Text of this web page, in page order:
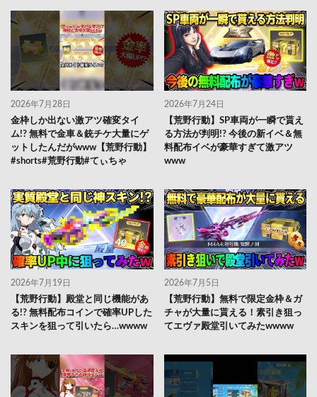
2026年7月28日
金枠しか出ない激アツ確変タイ
ム!? 無料で金車＆銃チケ大量にゲ
ットしたんだがwww【荒野行動】
#shorts#荒野行動#てぃちゃ
2026年7月24日
【荒野行動】SP車両が一瞬で貰え
る方法が判明!? 今後の新イベ＆無
料配布イベが豪華すぎて激アツ
www
2026年7月19日
【荒野行動】殿堂と同じ機能があ
る!? 無料配布コインで確率UPした
スキンを狙って引いたら…wwww
2026年7月5日
【荒野行動】無料で限定金枠＆ガ
チャが大量に貰える！素引き狙っ
てエヴァ殿堂引いてみたwwww